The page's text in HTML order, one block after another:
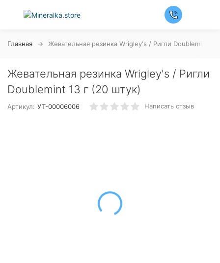
Главная Жевательная резинка Wrigley's / Ригли Doublemint 13
Жевательная резинка Wrigley's / Ригли
Doublemint 13 г (20 штук)
Артикул: УТ-00006006 Написать отзыв